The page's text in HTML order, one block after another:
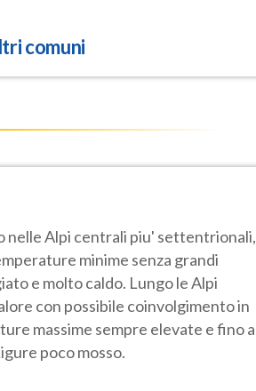
comuni
nelle Alpi centrali piu' settentrionali,
minime senza grandi
e molto caldo. Lungo le Alpi
con possibile coinvolgimento in
massime sempre elevate e fino a
poco mosso.